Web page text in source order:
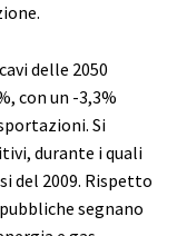
delle 2050
con un -3,3%
Si
durante i quali
del 2009. Rispetto
segnano